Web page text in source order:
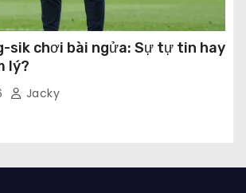
sik chơi bài ngửa: Sự tự tin hay
lý?
Jacky